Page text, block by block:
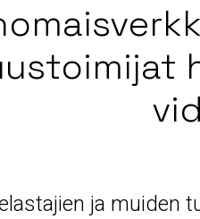
ja muiden